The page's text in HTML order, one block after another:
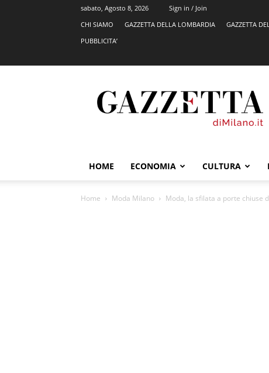
sabato, Agosto 8, 2026
Sign in / Join
CHI SIAMO
GAZZETTA DELLA LOMBARDIA GAZZETTA
PUBBLICITA’
HOME ECONOMIA CULTURA
Home Moda Milano Moda, la sfilata a porte chiuse